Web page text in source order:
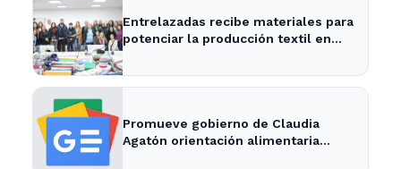
Entrelazadas recibe materiales para
potenciar la producción textil en
Promueve gobierno de Claudia
Agatón orientación alimentaria